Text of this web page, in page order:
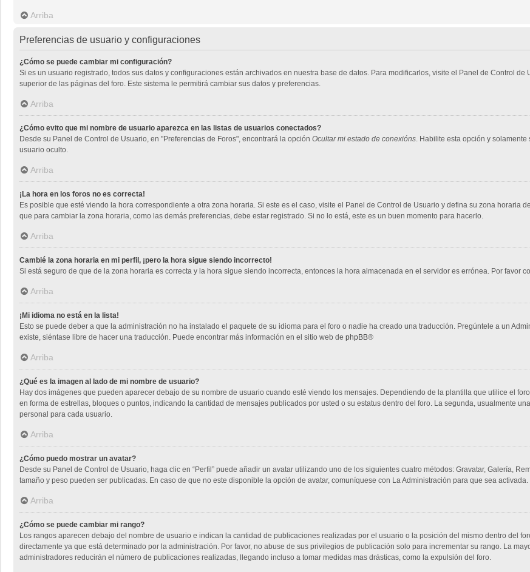
Arriba
Preferencias de usuario y configuraciones
¿Cómo se puede cambiar mi configuración?
Si es un usuario registrado, todos sus datos y configuraciones están archivados en nuestra base de datos. Para modificarlos, visite el Panel de Control
superior de las páginas del foro. Este sistema le permitirá cambiar sus datos y preferencias.
Arriba
¿Cómo evito que mi nombre de usuario aparezca en las listas de usuarios conectados?
Desde su Panel de Control de Usuario, en "Preferencias de Foros", encontrará la opción Ocultar mi estado de conexións. Habilite esta opción y
usuario oculto.
Arriba
¡La hora en los foros no es correcta!
Es posible que esté viendo la hora correspondiente a otra zona horaria. Si este es el caso, visite el Panel de Control de Usuario y defina su zona horaria
que para cambiar la zona horaria, como las demás preferencias, debe estar registrado. Si no lo está, este es un buen momento para hacerlo.
Arriba
Cambié la zona horaria en mi perfil, ¡pero la hora sigue siendo incorrecto!
Si está seguro de que de la zona horaria es correcta y la hora sigue siendo incorrecta, entonces la hora almacenada en el servidor es errónea. Por favor
Arriba
¡Mi idioma no está en la lista!
Esto se puede deber a que la administración no ha instalado el paquete de su idioma para el foro o nadie ha creado una traducción. Pregúntele a un
existe, siéntase libre de hacer una traducción. Puede encontrar más información en el sitio web de phpBB®
Arriba
¿Qué es la imagen al lado de mi nombre de usuario?
Hay dos imágenes que pueden aparecer debajo de su nombre de usuario cuando esté viendo los mensajes. Dependiendo de la plantilla que utilice el
en forma de estrellas, bloques o puntos, indicando la cantidad de mensajes publicados por usted o su estatus dentro del foro. La segunda, usualmente
personal para cada usuario.
Arriba
¿Cómo puedo mostrar un avatar?
Desde su Panel de Control de Usuario, haga clic en “Perfil” puede añadir un avatar utilizando uno de los siguientes cuatro métodos: Gravatar, Galería,
tamaño y peso pueden ser publicadas. En caso de que no este disponible la opción de avatar, comuníquese con La Administración para que sea activada.
Arriba
¿Cómo se puede cambiar mi rango?
Los rangos aparecen debajo del nombre de usuario e indican la cantidad de publicaciones realizadas por el usuario o la posición del mismo dentro del
directamente ya que está determinado por la administración. Por favor, no abuse de sus privilegios de publicación solo para incrementar su rango. La
administradores reducirán el número de publicaciones realizadas, llegando incluso a tomar medidas mas drásticas, como la expulsión del foro.